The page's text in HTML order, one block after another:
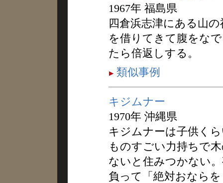
1967年 福島県
四倉浜志津にある山
を借りてきて腹をな
たら倍返しする。
類似事例
キジムナー
1970年 沖縄県
キジムナーは子供く
ものすごい力持ちで
ないと住みつかない
負って「絶対おなら